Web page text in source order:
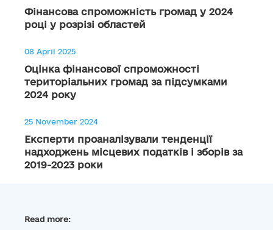
Фінансова спроможність громад у 2024
році у розрізі областей
08 April 2025
Оцінка фінансової спроможності
територіальних громад за підсумками
2024 року
25 November 2024
Експерти проаналізували тенденції
надходжень місцевих податків і зборів за
2019-2023 роки
Read more: